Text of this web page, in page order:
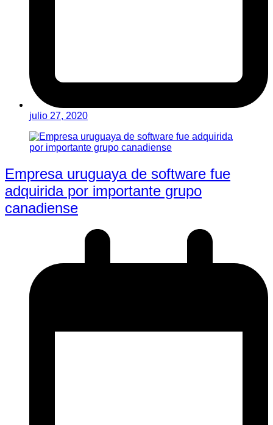
julio 27, 2020
Empresa uruguaya de software fue
adquirida por importante grupo
canadiense